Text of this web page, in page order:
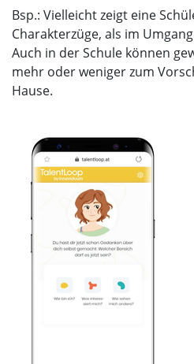
Bsp.: Vielleicht zeigt eine
Charakterzüge, als im
Auch in der Schule können
mehr oder weniger zum
Hause.